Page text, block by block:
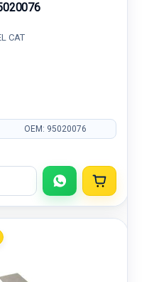
CAT
OEM: 95020076